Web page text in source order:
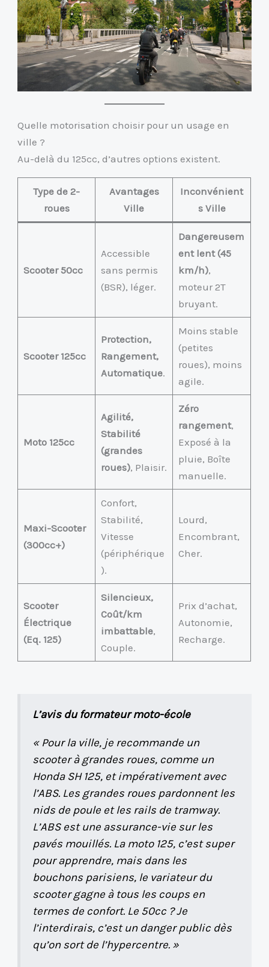
Quelle motorisation choisir pour un usage en
ville ?
Au-delà du 125cc, d’autres options existent.
Type de 2-
roues
Avantages
Ville
Inconvénient
s Ville
Scooter 50cc
Accessible
sans permis
(BSR), léger.
Dangereusem
ent lent (45
km/h),
moteur 2T
bruyant.
Scooter 125cc
Protection,
Rangement,
Automatique.
Moins stable
(petites
roues), moins
agile.
Moto 125cc
Agilité,
Stabilité
(grandes
roues), Plaisir.
Zéro
rangement,
Exposé à la
pluie, Boîte
manuelle.
Maxi-Scooter
(300cc+)
Confort,
Stabilité,
Vitesse
(périphérique
).
Lourd,
Encombrant,
Cher.
Scooter
Électrique
(Eq. 125)
Silencieux,
Coût/km
imbattable,
Couple.
Prix d’achat,
Autonomie,
Recharge.
L’avis du formateur moto-école
« Pour la ville, je recommande un
scooter à grandes roues, comme un
Honda SH 125, et impérativement avec
l’ABS. Les grandes roues pardonnent les
nids de poule et les rails de tramway.
L’ABS est une assurance-vie sur les
pavés mouillés. La moto 125, c’est super
pour apprendre, mais dans les
bouchons parisiens, le variateur du
scooter gagne à tous les coups en
termes de confort. Le 50cc ? Je
l’interdirais, c’est un danger public dès
qu’on sort de l’hypercentre. »